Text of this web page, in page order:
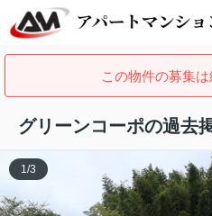
この物件の募集は
グリーンコーポの過去
1/3